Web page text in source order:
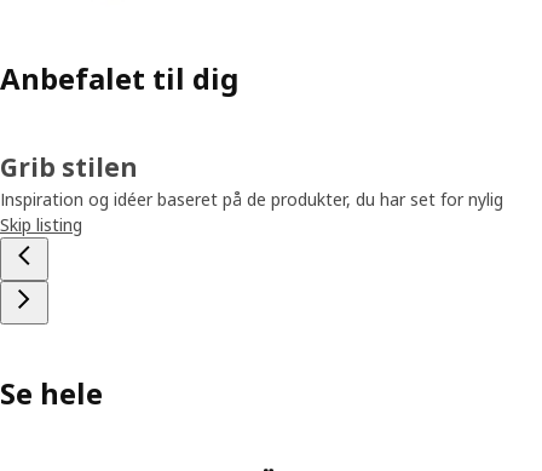
Anbefalet til dig
Grib stilen
Inspiration og idéer baseret på de produkter, du har set for nylig
Skip listing
Se hele